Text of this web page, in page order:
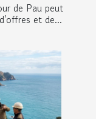
de Pau peut
et de...